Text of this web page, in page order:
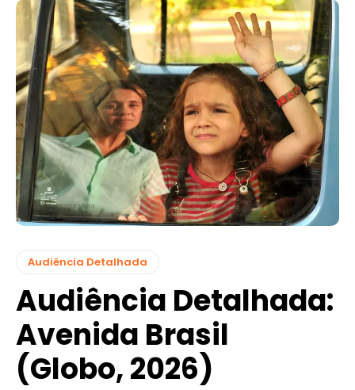
Audiência Detalhada
Audiência Detalhada:
Avenida Brasil
(Globo, 2026)